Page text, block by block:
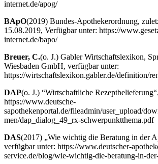
internet.de/apog/
BApO(2019) Bundes-Apothekerordnung,
15.08.2019, Verfügbar unter: https://
internet.de/bapo/
Breuer, C.(o. J.) Gabler Wirtschaftslexikon,
Wiesbaden GmbH, verfügbar unter:
https://wirtschaftslexikon.gabler.de/definition/
DAP(o. J.) “Wirtschaftliche
https://www.deutsche-
sapothekenportal.de/fileadmin/user_upload/
men/dap_dialog_49_rx-schwerpunktthema.pdf
DAS(2017) „Wie wichtig die Beratung in der
verfügbar unter: https://www.deutscher-
service.de/blog/wie-wichtig-die-beratung-in-